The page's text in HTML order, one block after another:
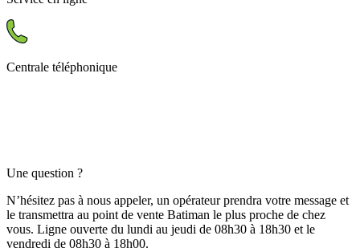
Centrale téléphonique
Une question ?
N’hésitez pas à nous appeler, un opérateur prendra votre message et
le transmettra au point de vente Batiman le plus proche de chez
vous. Ligne ouverte du lundi au jeudi de 08h30 à 18h30 et le
vendredi de 08h30 à 18h00.